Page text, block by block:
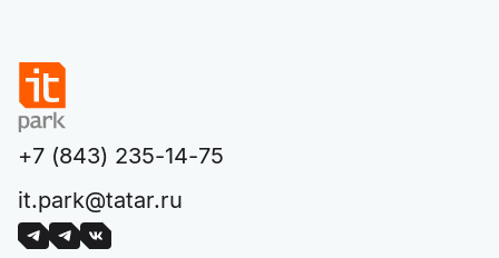
+7 (843) 235-14-75
it.park@tatar.ru